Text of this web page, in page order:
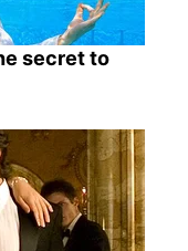
secret to